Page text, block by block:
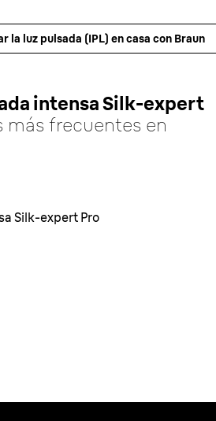
la luz pulsada (IPL) en casa con Braun
intensa Silk-expert
más frecuentes en
Silk-expert Pro